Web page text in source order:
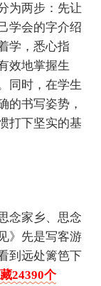
为两步：先让
学会的字介绍
学，悉心指
效地掌握生
同时，在学生
的书写姿势，
打下坚实的基
念家乡、思念
》先是写客游
到远处篱笆下
24390个